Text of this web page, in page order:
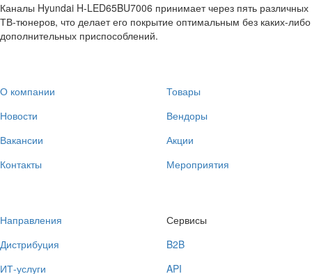
Каналы Hyundai H-LED65BU7006 принимает через пять различных
ТВ-тюнеров, что делает его покрытие оптимальным без каких-либо
дополнительных приспособлений.
О компании
Новости
Вакансии
Контакты
Товары
Вендоры
Акции
Мероприятия
Направления
Дистрибуция
ИТ-услуги
Сервисы
B2B
API